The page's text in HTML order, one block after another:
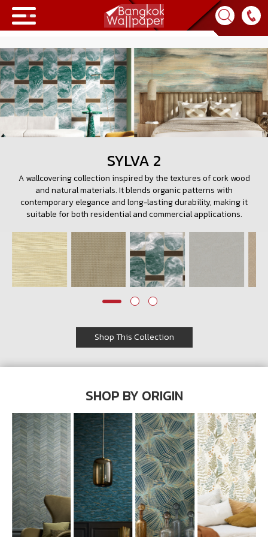
Collection
BWP
Product
Tips & Tricks
News & Activity
Contact Us
About Us
Achievement
Contact Us
เข้าสู่ระบบ
Wish List
Language
SYLVA 2
A wallcovering collection inspired by the textures of cork wood
and natural materials. It blends organic patterns with
contemporary elegance and long-lasting durability, making it
suitable for both residential and commercial applications.
Shop This Collection
SHOP BY ORIGIN